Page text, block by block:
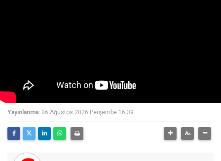
Yayınlanma: 06 Ağustos 2026 Perşembe 16:39